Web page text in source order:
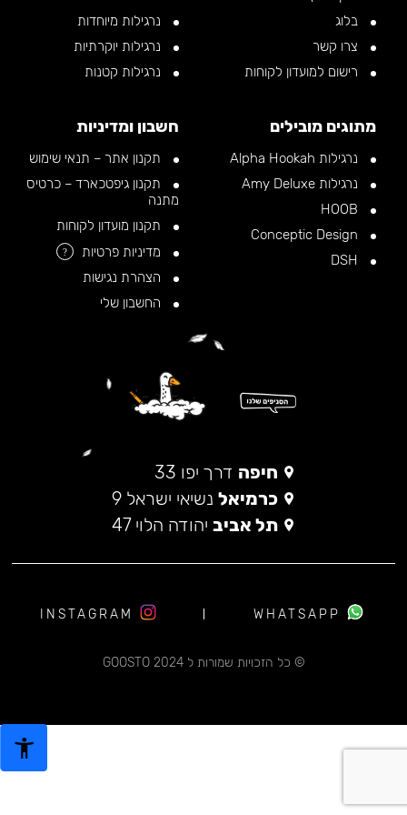
בלוג
צרו קשר
רישום למועדון לקוחות
נרגילות מיוחדות
נרגילות יוקרתיות
נרגילות קטנות
מתוגים מובילים
נרגילות Alpha Hookah
נרגילות Amy Deluxe
חשבון ומדיניות
תקנון אתר – תנאי שימוש
תקנון גיפטכארד – כרטיס
מתנה
תקנון מועדון לקוחות
מדיניות פרטיות
?
הצהרת נגישות
החשבון שלי
חיפה דרך יפו 33
כרמיאל נשיאי ישראל 9
תל אביב יהודה הלוי 47
© כל הזכויות שמורות ל 2024 GOOSTO
WHATSAPP
INSTAGRAM